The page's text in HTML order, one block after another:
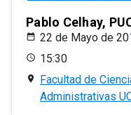
Pablo Celhay,
22 de Mayo de
15:30
Facultad de
Administrativas